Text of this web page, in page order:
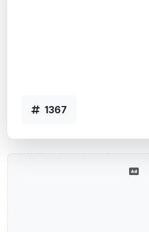
1367